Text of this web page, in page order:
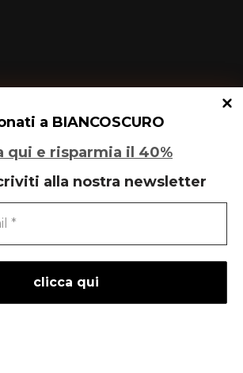
a BIANCOSCURO
qui e risparmia il 40%
alla nostra newsletter
Varese e Maleo
liberementi
- idee per la comunicazione
| Powered byWordPress